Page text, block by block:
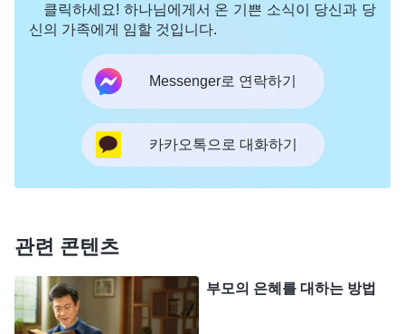
님이 사람을 사랑한다는 사실을 알게 되면 하나님을
사랑의 상징으로 규정해 버린다. ‘하나님께는 사랑이
있고 또한 하나님의 사랑은 한량없기 때문에 사람이
무엇을 하든, 어떻게 행동하고 하나님을 대하든, 어
떻게 거역하든 다 괜찮아. 하나님은 사랑이시니 사람
을 포용해 주시고 긍휼히 여겨 주실 거야. 어리고 무
내를 한 차례 혹은 몇 차례 느끼고 난 후 그 경험을 하
나님을 알게 된 자산이라고 생각한다. 그리고 그 한
번으로 인해 하나님은 영원히 자신을 인내해 주고 긍
클릭하세요! 하나님에게서 온 기쁜 소식이 당신과 당
신의 가족에게 임할 것입니다.
Messenger로 연락하기
카카오톡으로 대화하기
관련 콘텐츠
부모의 은혜를 대하는 방법